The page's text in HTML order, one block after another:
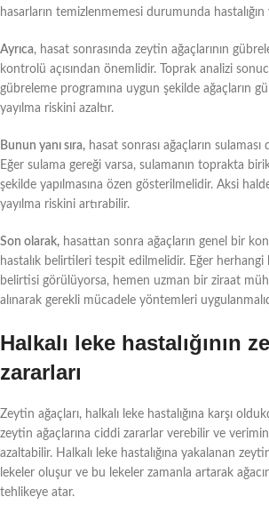
hasarların temizlenmemesi durumunda hastalığın
Ayrıca, hasat sonrasında zeytin ağaçlarının
kontrolü açısından önemlidir. Toprak analizi
gübreleme programına uygun şekilde ağaçların
yayılma riskini azaltır.
Bunun yanı sıra, hasat sonrası ağaçların sulaması
Eğer sulama gereği varsa, sulamanın toprakta
şekilde yapılmasına özen gösterilmelidir. Aksi
yayılma riskini artırabilir.
Son olarak, hasattan sonra ağaçların genel bir
hastalık belirtileri tespit edilmelidir. Eğer herhangi
belirtisi görülüyorsa, hemen uzman bir ziraat
alınarak gerekli mücadele yöntemleri
Halkalı leke hastalığının
zararları
Zeytin ağaçları, halkalı leke hastalığına karşı
zeytin ağaçlarına ciddi zararlar verebilir ve
azaltabilir. Halkalı leke hastalığına yakalanan
lekeler oluşur ve bu lekeler zamanla artarak
tehlikeye atar.